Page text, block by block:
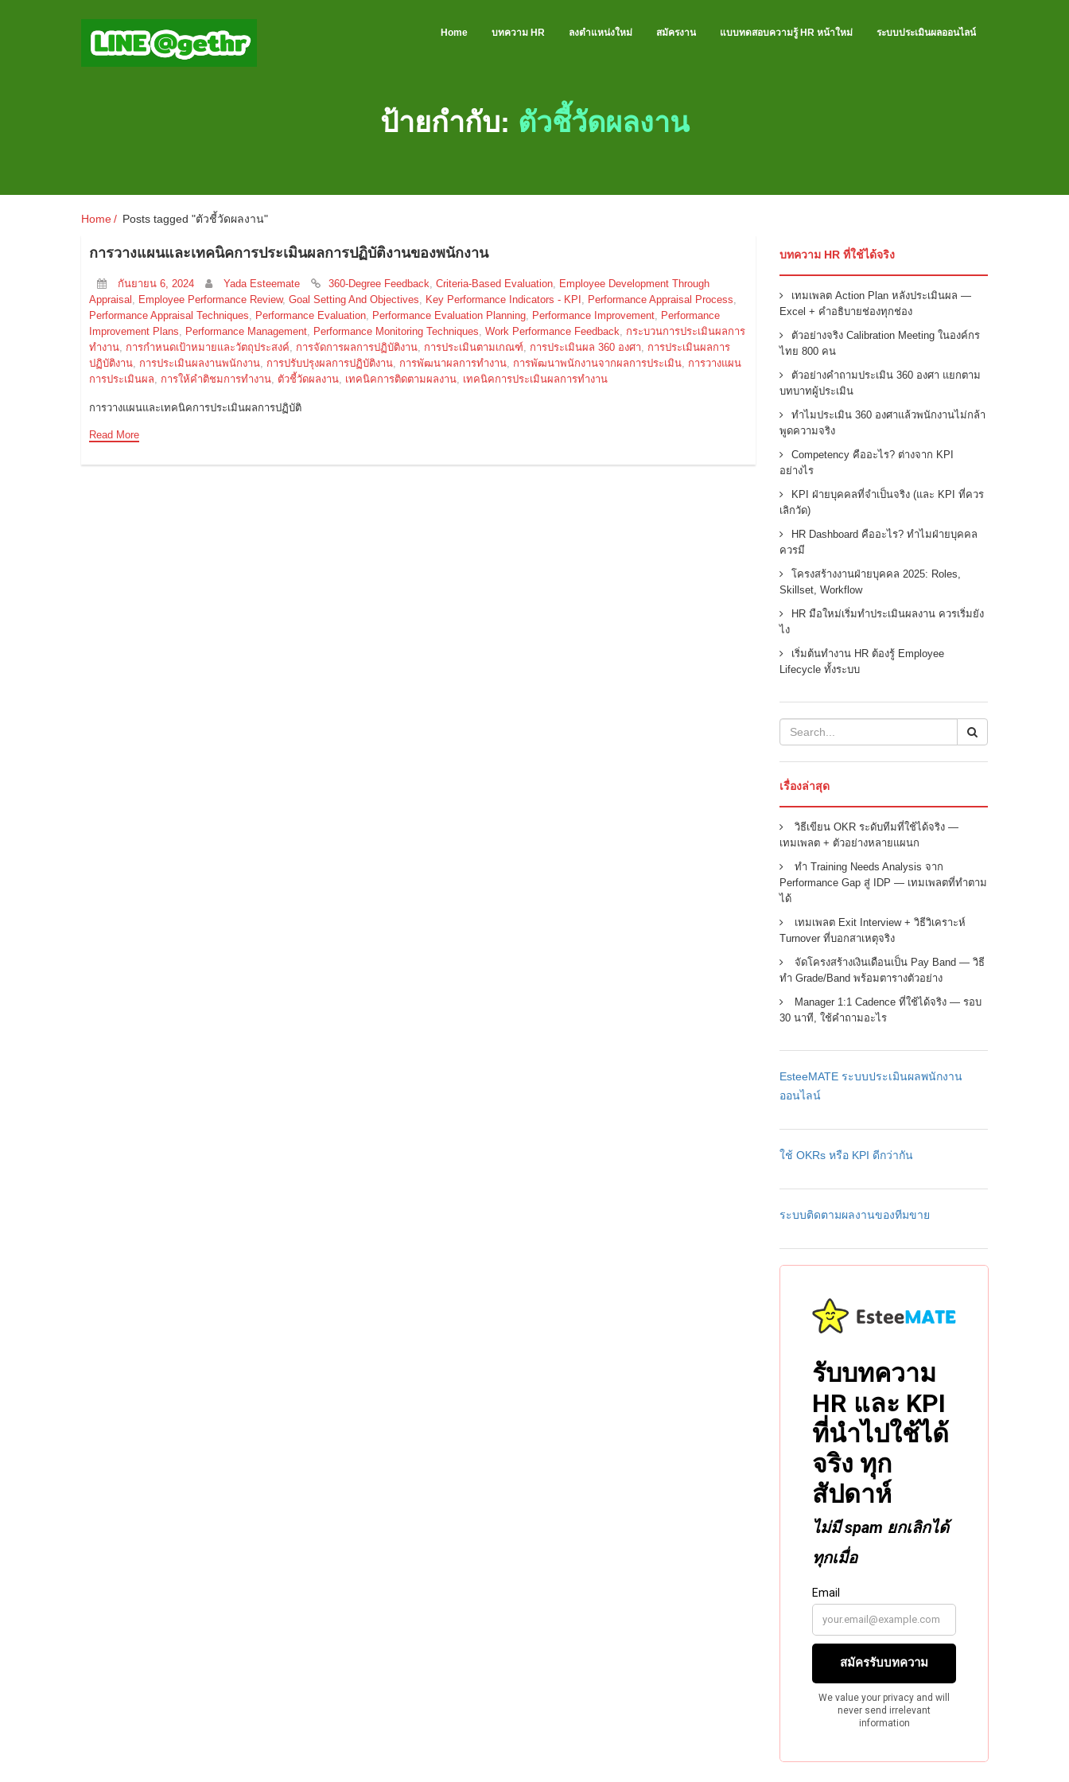
Home บทความ HR ลงตำแหน่งใหม่ สมัครงาน แบบทดสอบความรู้ HR หน้าใหม่ ระบบประเมินผลออนไลน์
ป้ายกำกับ: ตัวชี้วัดผลงาน
Home Posts tagged "ตัวชี้วัดผลงาน"
การวางแผนและเทคนิคการประเมินผลการปฏิบัติงานของพนักงาน
กันยายน 6, 2024 Yada Esteemate 360-Degree Feedback Criteria-Based Evaluation
Employee Development Through
Appraisal
Employee Performance Review, Goal Setting And Objectives Key Performance Indicators - KPI Performance Appraisal Process
Performance Appraisal Techniques
Performance Evaluation Performance Evaluation Planning Performance Improvement
Performance
Improvement Plans
Performance Management Performance Monitoring Techniques Work Performance Feedback
กระบวนการประเมินผลการ
ทำงาน การกำหนดเป้าหมายและวัตถุประสงค์ การจัดการผลการปฏิบัติงาน การประเมินตามเกณฑ์ การประเมินผล 360 องศา
การประเมินผลการ
ปฏิบัติงาน การประเมินผลงานพนักงาน การปรับปรุงผลการปฏิบัติงาน การพัฒนาผลการทำงาน การพัฒนาพนักงานจากผลการประเมิน การวางแผน
การประเมินผล
การให้คำติชมการทำงาน ตัวชี้วัดผลงาน เทคนิคการติดตามผลงาน เทคนิคการประเมินผลการทำงาน
การวางแผนและเทคนิคการประเมินผลการปฏิบัติ
Read More
บทความ HR ที่ใช้ได้จริง
เทมเพลต Action Plan หลังประเมินผล —
Excel + คำอธิบายช่องทุกช่อง
ตัวอย่างจริง Calibration Meeting ในองค์กร
ไทย 800 คน
ตัวอย่างคำถามประเมิน 360 องศา แยกตาม
บทบาทผู้ประเมิน
ทำไมประเมิน 360 องศาแล้วพนักงานไม่กล้า
พูดความจริง
Competency คืออะไร? ต่างจาก KPI
อย่างไร
KPI ฝ่ายบุคคลที่จำเป็นจริง (และ KPI ที่ควร
เลิกวัด)
HR Dashboard คืออะไร? ทำไมฝ่ายบุคคล
ควรมี
โครงสร้างงานฝ่ายบุคคล 2025: Roles,
Skillset, Workflow
HR มือใหม่เริ่มทำประเมินผลงาน ควรเริ่มยัง
ไง
เริ่มต้นทำงาน HR ต้องรู้ Employee
Lifecycle ทั้งระบบ
เรื่องล่าสุด
วิธีเขียน OKR ระดับทีมที่ใช้ได้จริง —
เทมเพลต + ตัวอย่างหลายแผนก
ทำ Training Needs Analysis จาก
Performance Gap สู่ IDP — เทมเพลตที่ทำตาม
ได้
เทมเพลต Exit Interview + วิธีวิเคราะห์
Turnover ที่บอกสาเหตุจริง
จัดโครงสร้างเงินเดือนเป็น Pay Band — วิธี
ทำ Grade/Band พร้อมตารางตัวอย่าง
Manager 1:1 Cadence ที่ใช้ได้จริง — รอบ
30 นาที, ใช้คำถามอะไร
EsteeMATE ระบบประเมินผลพนักงาน
ออนไลน์
ใช้ OKRs หรือ KPI ดีกว่ากัน
ระบบติดตามผลงานของทีมขาย